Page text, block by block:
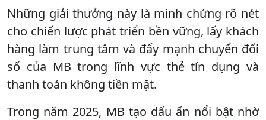
Những giải thưởng này là minh chứng rõ nét
cho chiến lược phát triển bền vững, lấy khách
hàng làm trung tâm và đẩy mạnh chuyển đổi
số của MB trong lĩnh vực thẻ tín dụng và
thanh toán không tiền mặt.
Trong năm 2025, MB tạo dấu ấn nổi bật nhờ